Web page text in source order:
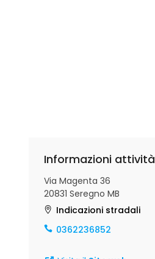
Informazioni attività
Via Magenta 36
20831 Seregno MB
Indicazioni stradali
0362236852